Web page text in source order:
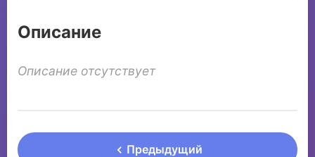
Описание
Описание отсутствует
Предыдущий